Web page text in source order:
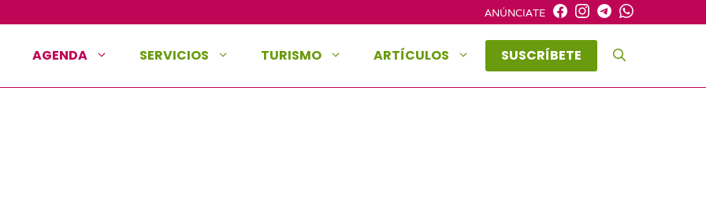
ANÚNCIATE
AGENDA SERVICIOS TURISMO ARTÍCULOS SUSCRÍBETE